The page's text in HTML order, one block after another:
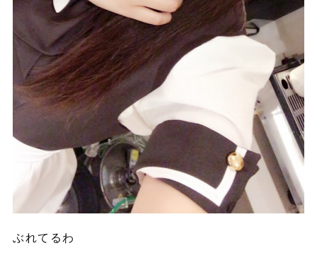
ぶれてるわ